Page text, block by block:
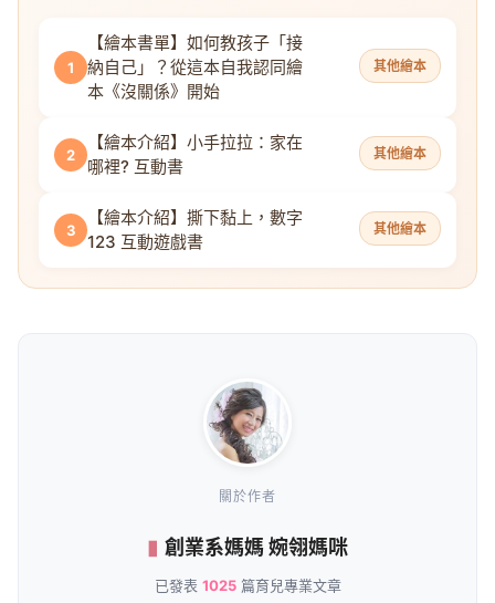
1
【繪本書單】如何教孩子「接
納自己」？從這本自我認同繪
本《沒關係》開始
其他繪本
2
【繪本介紹】小手拉拉：家在
哪裡? 互動書
其他繪本
3
【繪本介紹】撕下黏上，數字
123 互動遊戲書
其他繪本
關於作者
創業系媽媽 婉翎媽咪
已發表 1025篇育兒專業文章